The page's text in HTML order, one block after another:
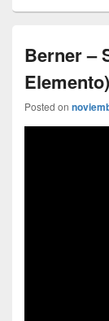
Berner –
Posted on